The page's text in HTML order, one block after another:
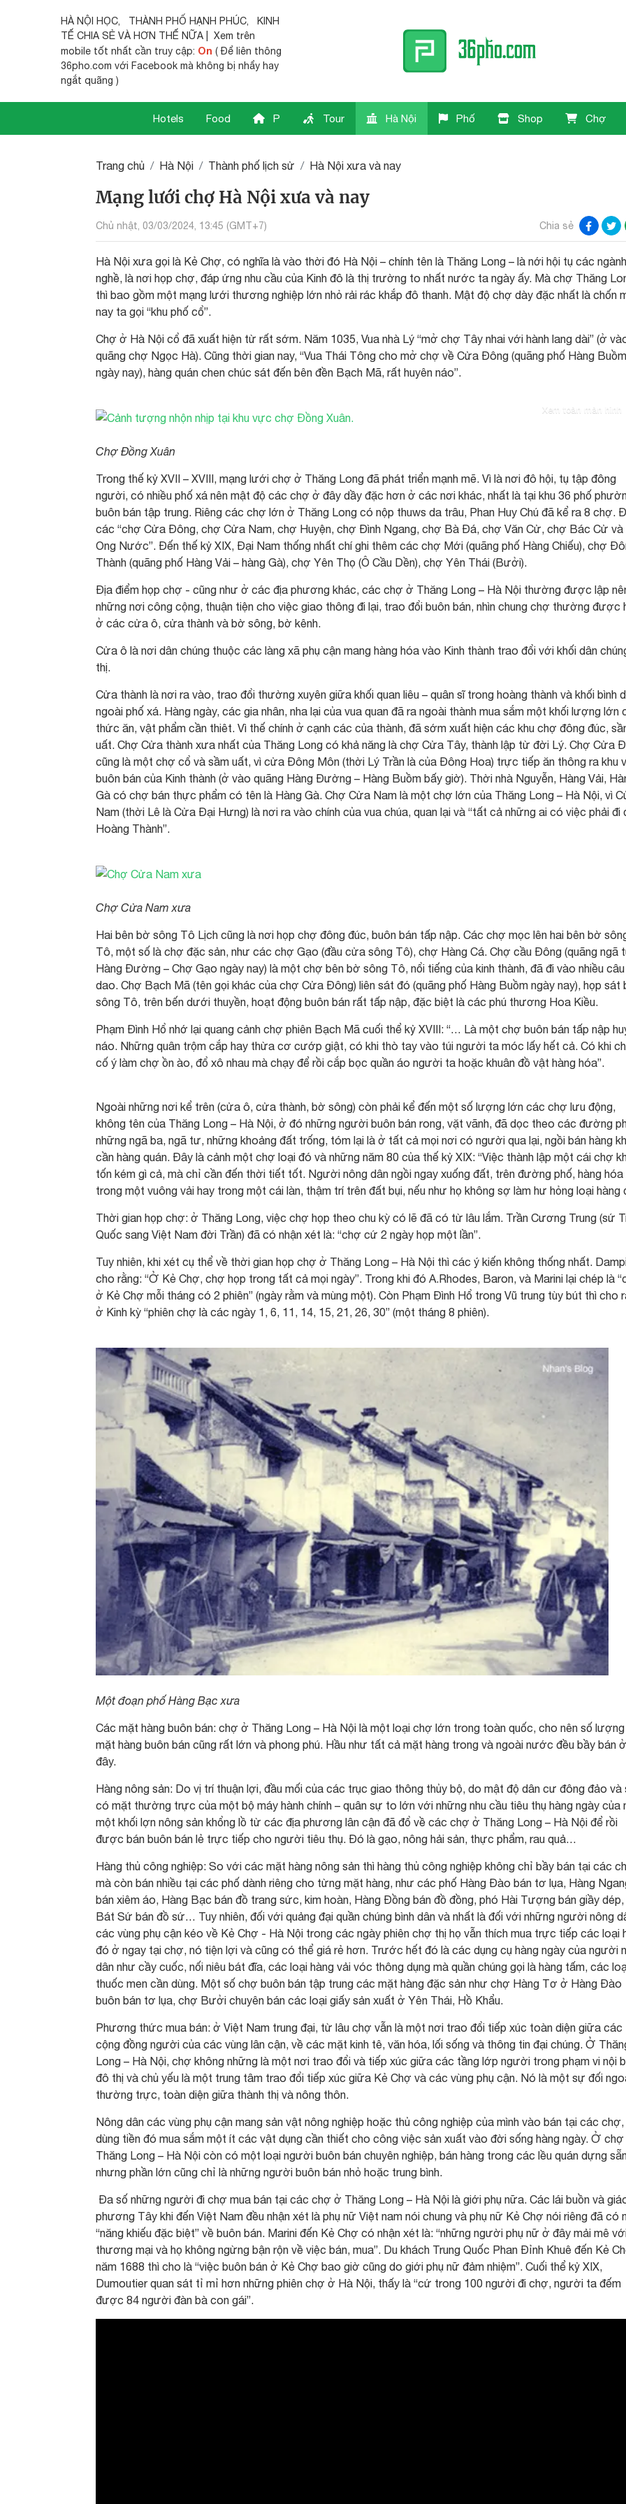
HÀ NỘI HỌC, THÀNH PHỐ HẠNH PHÚC,
KINH
TẾ CHIA SẺ VÀ HƠN THẾ NỮA | Xem trên
mobile tốt nhất cần truy cập: On ( Để liên thông
36pho.com với Facebook mà không bị nhẩy hay
ngắt quãng )
Hotels Food P Tour Hà Nội Phố Shop Chợ
Trang chủ Hà Nội Thành phố lịch sử Hà Nội xưa và nay
Mạng lưới chợ Hà Nội xưa và nay
Chủ nhật, 03/03/2024, 13:45 (GMT+7) Chia sẻ
Hà Nội xưa gọi là Kẻ Chợ, có nghĩa là vào thời đó Hà Nội – chính tên là Thăng Long – là nới hội tụ các ngành
nghề, là nơi họp chợ, đáp ứng nhu cầu của Kinh đô là thị trường to nhất nước ta ngày ấy. Mà chợ Thăng
thì bao gồm một mạng lưới thương nghiệp lớn nhỏ rải rác khắp đô thanh. Mật độ chợ dày đặc nhất là chốn
nay ta gọi “khu phố cổ”.
Chợ ở Hà Nội cổ đã xuất hiện từ rất sớm. Năm 1035, Vua nhà Lý “mở chợ Tây nhai với hành lang dài” (ở
quãng chợ Ngọc Hà). Cũng thời gian nay, “Vua Thái Tông cho mở chợ về Cửa Đông (quãng phố Hàng Buồm
ngày nay), hàng quán chen chúc sát đến bên đền Bạch Mã, rất huyên náo”.
Xem toàn màn hình
Chợ Đồng Xuân
Trong thế kỷ XVII – XVIII, mạng lưới chợ ở Thăng Long đã phát triển mạnh mẽ. Vì là nơi đô hội, tụ tập đông
người, có nhiều phố xá nên mật độ các chợ ở đây dầy đặc hơn ở các nơi khác, nhất là tại khu 36 phố
buôn bán tập trung. Riêng các chợ lớn ở Thăng Long có nộp thuws da trâu, Phan Huy Chú đã kể ra 8 chợ.
các “chợ Cửa Đông, chợ Cửa Nam, chợ Huyện, chợ Đình Ngang, chợ Bà Đá, chợ Văn Cử, chợ Bác Cử và
Ong Nước”. Đến thế kỷ XIX, Đại Nam thống nhất chí ghi thêm các chợ Mới (quãng phố Hàng Chiếu), chợ
Thành (quãng phố Hàng Vải – hàng Gà), chợ Yên Thọ (Ô Cầu Dền), chợ Yên Thái (Bưởi).
Địa điểm họp chợ - cũng như ở các địa phương khác, các chợ ở Thăng Long – Hà Nội thường được lập
những nơi công cộng, thuận tiện cho việc giao thông đi lại, trao đổi buôn bán, nhìn chung chợ thường được
ở các cửa ô, cửa thành và bờ sông, bờ kênh.
Cửa ô là nơi dân chúng thuộc các làng xã phụ cận mang hàng hóa vào Kinh thành trao đổi với khối dân
thị.
Cửa thành là nơi ra vào, trao đổi thường xuyên giữa khối quan liêu – quân sĩ trong hoàng thành và khối bình
ngoài phố xá. Hàng ngày, các gia nhân, nha lại của vua quan đã ra ngoài thành mua sắm một khối lượng lớn
thức ăn, vật phẩm cần thiêt. Vì thế chính ở cạnh các của thành, đã sớm xuất hiện các khu chợ đông đúc,
uất. Chợ Cửa thành xưa nhất của Thăng Long có khả năng là chợ Cửa Tây, thành lập từ đời Lý. Chợ Cửa
cũng là một chợ cổ và sầm uất, vì cửa Đông Môn (thời Lý Trần là của Đông Hoa) trực tiếp ăn thông ra khu
buôn bán của Kinh thành (ở vào quãng Hàng Đường – Hàng Buồm bấy giờ). Thời nhà Nguyễn, Hàng Vải,
Gà có chợ bán thực phẩm có tên là Hàng Gà. Chợ Cửa Nam là một chợ lớn của Thăng Long – Hà Nội, vì
Nam (thời Lê là Cửa Đại Hưng) là nơi ra vào chính của vua chúa, quan lại và “tất cả những ai có việc phải đi
Hoàng Thành”.
Chợ Cửa Nam xưa
Hai bên bờ sông Tô Lịch cũng là nơi họp chợ đông đúc, buôn bán tấp nập. Các chợ mọc lên hai bên bờ
Tô, một số là chợ đặc sản, như các chợ Gạo (đầu cửa sông Tô), chợ Hàng Cá. Chợ cầu Đông (quãng ngã
Hàng Đường – Chợ Gạo ngày nay) là một chợ bên bờ sông Tô, nổi tiếng của kinh thành, đã đi vào nhiều
dao. Chợ Bạch Mã (tên gọi khác của chợ Cửa Đông) liên sát đó (quãng phố Hàng Buồm ngày nay), họp sát
sông Tô, trên bến dưới thuyền, hoạt động buôn bán rất tấp nập, đặc biệt là các phú thương Hoa Kiều.
Phạm Đình Hổ nhớ lại quang cảnh chợ phiên Bạch Mã cuối thể kỷ XVIII: “… Là một chợ buôn bán tấp nập
náo. Những quân trộm cắp hay thừa cơ cướp giật, có khi thò tay vào túi người ta móc lấy hết cả. Có khi
cố ý làm chợ ồn ào, đổ xô nhau mà chạy để rồi cắp bọc quần áo người ta hoặc khuân đồ vật hàng hóa”.
Ngoài những nơi kể trên (cửa ô, cửa thành, bờ sông) còn phải kể đến một số lượng lớn các chợ lưu động,
không tên của Thăng Long – Hà Nội, ở đó những người buôn bán rong, vặt vãnh, đã dọc theo các đường
những ngã ba, ngã tư, những khoảng đất trống, tóm lại là ở tất cả mọi nơi có người qua lại, ngồi bán hàng
cần hàng quán. Đây là cảnh một chợ loại đó và những năm 80 của thế kỷ XIX: “Việc thành lập một cái chợ
tốn kém gì cả, mà chỉ cần đến thời tiết tốt. Người nông dân ngồi ngay xuống đất, trên đường phố, hàng hóa
trong một vuông vải hay trong một cái làn, thậm trí trên đất bụi, nếu như họ không sợ làm hư hỏng loại hàng
Thời gian họp chợ: ở Thăng Long, việc chợ họp theo chu kỳ có lẽ đã có từ lâu lắm. Trần Cương Trung (sứ
Quốc sang Việt Nam đời Trần) đã có nhận xét là: “chợ cứ 2 ngày họp một lần”.
Tuy nhiên, khi xét cụ thể về thời gian họp chợ ở Thăng Long – Hà Nội thì các ý kiến không thống nhất.
cho rằng: “Ở Kẻ Chợ, chợ họp trong tất cả mọi ngày”. Trong khi đó A.Rhodes, Baron, và Marini lại chép là
ở Kẻ Chợ mỗi tháng có 2 phiên” (ngày rằm và mùng một). Còn Phạm Đình Hổ trong Vũ trung tùy bút thì cho
ở Kinh kỳ “phiên chợ là các ngày 1, 6, 11, 14, 15, 21, 26, 30” (một tháng 8 phiên).
Một đoạn phố Hàng Bạc xưa
Các mặt hàng buôn bán: chợ ở Thăng Long – Hà Nội là một loại chợ lớn trong toàn quốc, cho nên số
mặt hàng buôn bán cũng rất lớn và phong phú. Hầu như tất cả mặt hàng trong và ngoài nước đều bầy bán ở
đây.
Hàng nông sản: Do vị trí thuận lợi, đầu mối của các trục giao thông thủy bộ, do mật độ dân cư đông đảo và
có mặt thường trực của một bộ máy hành chính – quân sự to lớn với những nhu cầu tiêu thụ hàng ngày của
một khối lợn nông sản khổng lồ từ các địa phương lân cận đã đổ về các chợ ở Thăng Long – Hà Nội để rồi
được bán buôn bán lẻ trực tiếp cho người tiêu thụ. Đó là gạo, nông hải sản, thực phẩm, rau quả…
Hàng thủ công nghiệp: So với các mặt hàng nông sản thì hàng thủ công nghiệp không chỉ bầy bán tại các
mà còn bán nhiều tại các phố dành riêng cho từng mặt hàng, như các phố Hàng Đào bán tơ lụa, Hàng
bán xiêm áo, Hàng Bạc bán đồ trang sức, kim hoàn, Hàng Đồng bán đồ đồng, phó Hài Tượng bán giầy dép,
Bát Sứ bán đồ sứ… Tuy nhiên, đối với quảng đại quần chúng bình dân và nhất là đối với những người nông
các vùng phụ cận kéo về Kẻ Chợ - Hà Nội trong các ngày phiên chợ thị họ vẫn thích mua trực tiếp các loại
đó ở ngay tại chợ, nó tiện lợi và cũng có thể giá rẻ hơn. Trước hết đó là các dụng cụ hàng ngày của người
dân như cầy cuốc, nối niêu bát đĩa, các loại hàng vải vóc thông dụng mà quần chúng gọi là hàng tấm, các
thuốc men cần dùng. Một số chợ buôn bán tập trung các mặt hàng đặc sản như chợ Hàng Tơ ở Hàng Đào
buôn bán tơ lụa, chợ Bưởi chuyên bán các loại giấy sản xuất ở Yên Thái, Hồ Khẩu.
Phương thức mua bán: ở Việt Nam trung đại, từ lâu chợ vẫn là một nơi trao đổi tiếp xúc toàn diện giữa các
cộng đồng người của các vùng lân cận, về các mặt kinh tê, văn hóa, lối sống và thông tin đại chúng. Ở
Long – Hà Nội, chợ không những là một nơi trao đổi và tiếp xúc giữa các tầng lớp người trong phạm vi nội
đô thị và chủ yếu là một trung tâm trao đổi tiếp xúc giữa Kẻ Chợ và các vùng phụ cận. Nó là một sự đối
thường trực, toàn diện giữa thành thị và nông thôn.
Nông dân các vùng phụ cận mang sản vật nông nghiệp hoặc thủ công nghiệp của mình vào bán tại các chợ,
dùng tiền đó mua sắm một ít các vật dụng cần thiết cho công việc sản xuất vào đời sống hàng ngày. Ở chợ
Thăng Long – Hà Nội còn có một loại người buôn bán chuyên nghiệp, bán hàng trong các lều quán dựng
nhưng phần lớn cũng chỉ là những người buôn bán nhỏ hoặc trung bình.
Đa số những người đi chợ mua bán tại các chợ ở Thăng Long – Hà Nội là giới phụ nữa. Các lái buồn và
phương Tây khi đến Việt Nam đều nhận xét là phụ nữ Việt nam nói chung và phụ nữ Kẻ Chợ nói riêng đã có
“năng khiếu đặc biệt” về buôn bán. Marini đến Kẻ Chợ có nhận xét là: “những người phụ nữ ở đây mải mê
thương mại và họ không ngừng bận rộn về việc bán, mua”. Du khách Trung Quốc Phan Đỉnh Khuê đến Kẻ
năm 1688 thì cho là “việc buôn bán ở Kẻ Chợ bao giờ cũng do giới phụ nữ đảm nhiệm”. Cuối thể kỷ XIX,
Dumoutier quan sát tỉ mỉ hơn những phiên chợ ở Hà Nội, thấy là “cứ trong 100 người đi chợ, người ta đếm
được 84 người đàn bà con gái”.